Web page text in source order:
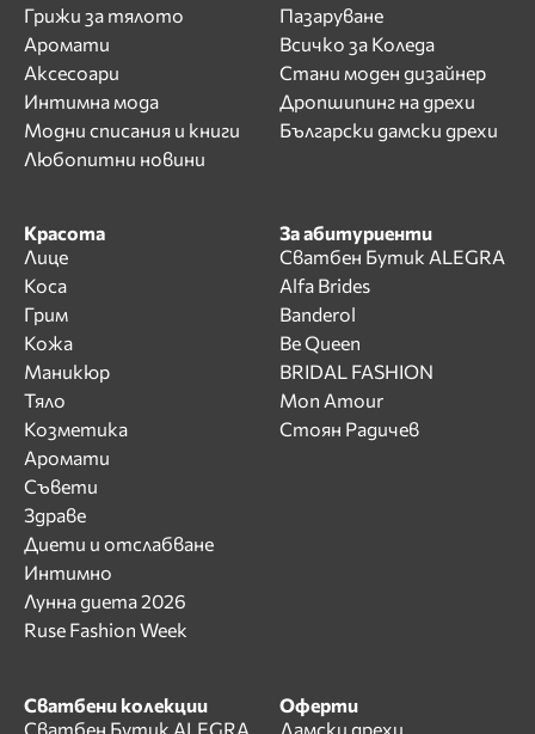
Грижи за тялото
Аромати
Аксесоари
Интимна мода
Модни списания и книги
Любопитни новини
Пазаруване
Всичко за Коледа
Стани моден дизайнер
Дропшипинг на дрехи
Български дамски дрехи
Красота
Лице
Коса
Грим
Кожа
Маникюр
Тяло
Козметика
Аромати
Съвети
Здраве
Диети и отслабване
Интимно
Лунна диета 2026
Ruse Fashion Week
За абитуриенти
Сватбен Бутик ALEGRA
Alfa Brides
Banderol
Be Queen
BRIDAL FASHION
Mon Amour
Стоян Радичев
Сватбени колекции
Сватбен Бутик ALEGRA
Оферти
Дамски дрехи